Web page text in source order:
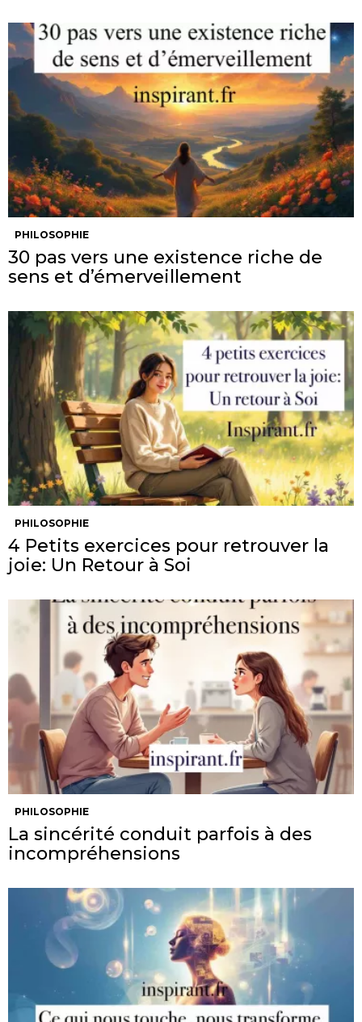
PHILOSOPHIE
30 pas vers une existence riche de
sens et d’émerveillement
PHILOSOPHIE
4 Petits exercices pour retrouver la
joie: Un Retour à Soi
PHILOSOPHIE
La sincérité conduit parfois à des
incompréhensions